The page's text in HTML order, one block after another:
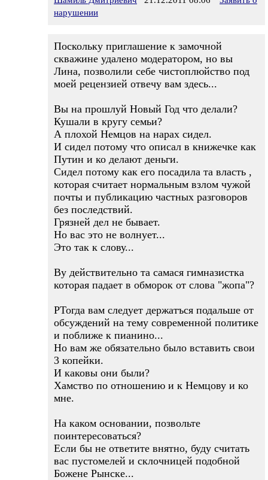
нарушении
Поскольку приглашение к замочной
скважине удалено модератором, но вы
Лина, позволили себе чистоплюйство под
моей рецензией отвечу вам здесь...
Вы на прошлуй Новый Год что делали?
Кушали в кругу семьи?
А плохой Немцов на нарах сидел.
И сидел потому что описал в книжечке как
Путин и ко делают деньги.
Сидел потому как его посадила та власть ,
которая считает нормальным взлом чужой
почты и публикацию частных разговоров
без последствий.
Грязней дел не бывает.
Но вас это не волнует...
Это так к слову...
Ву действительно та самася гимназистка
которая падает в обморок от слова "жопа"?
РТогда вам следует держатъся подальше от
обсуждений на тему современной политике
и поближе к пианино...
Но вам же обязательно было вставить свои
3 копейки.
И каковы они были?
Хамство по отношению и к Немцову и ко
мне.
На каком основании, позвольте
поинтересоваться?
Если бы не ответите внятно, буду считать
вас пустомелей и склочницей подобной
Божене Рынске...